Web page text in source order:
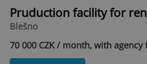
Pruduction facility for
Blešno
70 000 CZK / month, with agency